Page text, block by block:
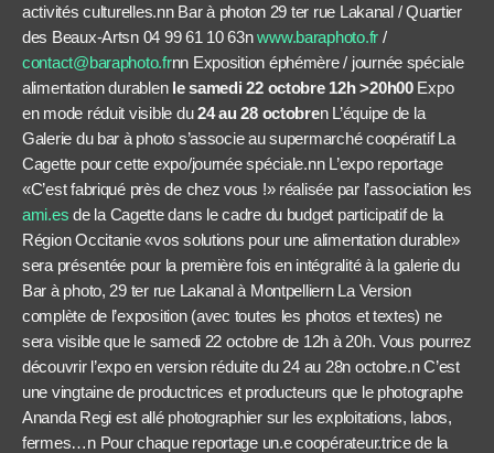
activités culturelles.nn Bar à photon 29 ter rue Lakanal / Quartier
des Beaux-Artsn 04 99 61 10 63nwww.baraphoto.fr /
contact@baraphoto.frnn Exposition éphémère / journée spéciale
alimentation durablen le samedi 22 octobre 12h >20h00Expo
en mode réduit visible du24 au 28 octobren L’équipe de la
Galerie du bar à photo s’associe au supermarché coopératif La
Cagette pour cette expo/journée spéciale.nn L’expo reportage
«C’est fabriqué près de chez vous !» réalisée par l’association les
ami.es de la Cagette dans le cadre du budget participatif de la
Région Occitanie «vos solutions pour une alimentation durable»
sera présentée pour la première fois en intégralité à la galerie du
Bar à photo, 29 ter rue Lakanal à Montpelliern La Version
complète de l’exposition (avec toutes les photos et textes) ne
sera visible que le samedi 22 octobre de 12h à 20h. Vous pourrez
découvrir l’expo en version réduite du 24 au 28n octobre.n C’est
une vingtaine de productrices et producteurs que le photographe
Ananda Regi est allé photographier sur les exploitations, labos,
fermes…n Pour chaque reportage un.e coopérateur.trice de la